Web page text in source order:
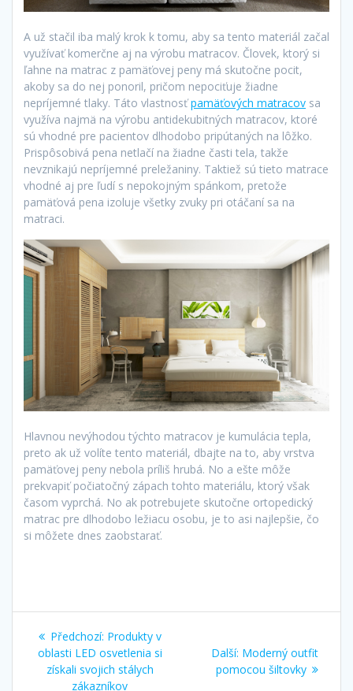
A už stačil iba malý krok k tomu, aby sa tento materiál začal
využívať komerčne aj na výrobu matracov. Človek, ktorý si
ľahne na matrac z pamäťovej peny má skutočne pocit,
akoby sa do nej ponoril, pričom nepociťuje žiadne
nepríjemné tlaky. Táto vlastnosťpamäťových matracov sa
využíva najmä na výrobu antidekubitných matracov, ktoré
sú vhodné pre pacientov dlhodobo pripútaných na lôžko.
Prispôsobivá pena netlačí na žiadne časti tela, takže
nevznikajú nepríjemné preležaniny. Taktiež sú tieto matrace
vhodné aj pre ľudí s nepokojným spánkom, pretože
pamäťová pena izoluje všetky zvuky pri otáčaní sa na
matraci.
Hlavnou nevýhodou týchto matracov je kumulácia tepla,
preto ak už volíte tento materiál, dbajte na to, aby vrstva
pamäťovej peny nebola príliš hrubá. No a ešte môže
prekvapiť počiatočný zápach tohto materiálu, ktorý však
časom vyprchá. No ak potrebujete skutočne ortopedický
matrac pre dlhodobo ležiacu osobu, je to asi najlepšie, čo
si môžete dnes zaobstarať.
Navigace
pro
Předchozí: Předchozí
příspěvek:
Produkty v
oblasti LED osvetlenia si
získali svojich stálych
zákazníkov
Další: Další
příspěvek:
Moderný outfit
pomocou šiltovky